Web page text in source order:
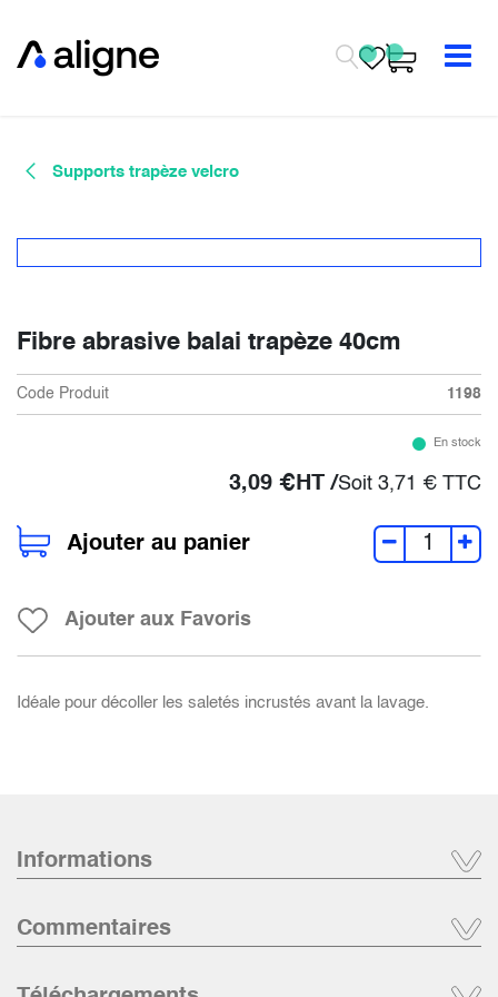
Supports trapèze velcro
Fibre abrasive balai trapèze 40cm
Code Produit 1198
En stock
3,09 €HT /Soit 3,71 € TTC
Ajouter au panier
Ajouter aux Favoris
Idéale pour décoller les saletés incrustés avant la lavage.
Informations
Commentaires